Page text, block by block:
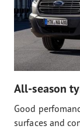
All-season
Good
surfaces and